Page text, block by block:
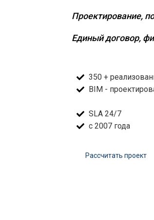
Проектирование,
Единый договор,
350 +
BIM -
SLA 24/7
с 2007 года
Расcчитать проект